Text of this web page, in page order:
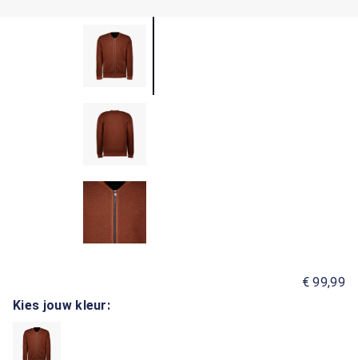
€ 99,99
Kies jouw kleur: